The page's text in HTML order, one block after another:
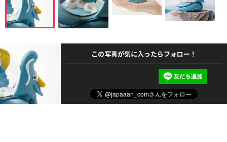
この写真が気に入ったらフォロー！